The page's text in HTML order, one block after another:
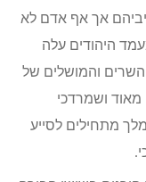
אך אף אדם לא
היהודים עלה
השרים והמושלים של
ושמרדכי
מתחילים לסייע